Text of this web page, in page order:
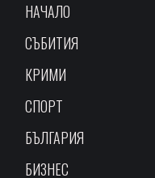
НАЧАЛО
СЪБИТИЯ
КРИМИ
СПОРТ
БЪЛГАРИЯ
БИЗНЕС